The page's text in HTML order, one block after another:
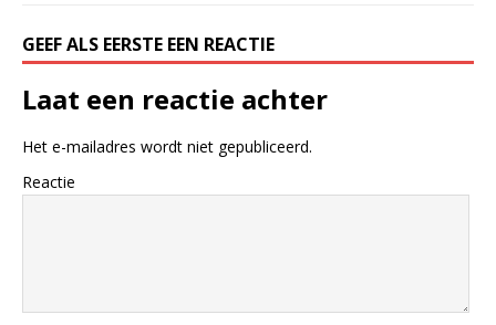
GEEF ALS EERSTE EEN REACTIE
Laat een reactie achter
Het e-mailadres wordt niet gepubliceerd.
Reactie